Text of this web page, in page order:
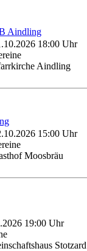
Aindling
18:00 Uhr
Aindling
15:00 Uhr
Moosbräu
19:00 Uhr
Stotzard